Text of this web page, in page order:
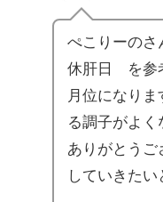
ぺこりーの
休肝日 を参
月位になり
る調子がよく
ありがとう
していきたい